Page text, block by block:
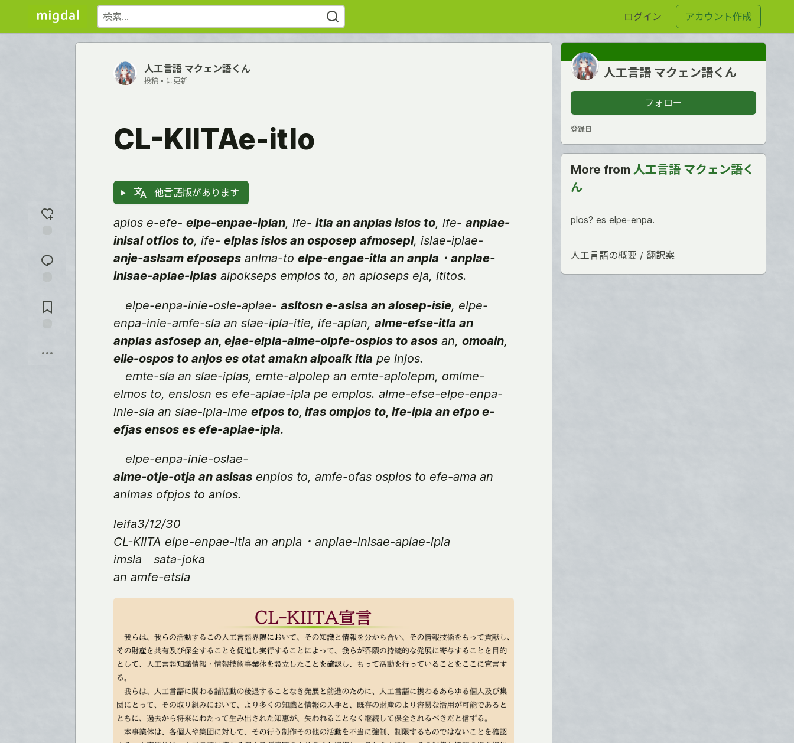
ログイン アカウント作成
応
を
メ
ン
ぶ
人工言語 マクェン語くん
投稿 • に更新
CL-KIITAe-itlo
他言語版があります
aplos e-efe- elpe-enpae-iplan, ife- itla an anplas islos to, ife- anplae-
inlsal otflos to, ife- elplas islos an osposep afmosepl, islae-iplae-
anje-aslsam efposeps anlma-to elpe-engae-itla an anpla ･ anplae-
inlsae-aplae-iplas alpokseps emplos to, an aploseps eja, itltos.
elpe-enpa-inie-osle-aplae- asltosn e-aslsa an alosep-isie, elpe-
enpa-inie-amfe-sla an slae-ipla-itie, ife-aplan, alme-efse-itla an
anplas asfosep an, ejae-elpla-alme-olpfe-osplos to asos an, omoain,
elie-ospos to anjos es otat amakn alpoaik itla pe injos.
emte-sla an slae-iplas, emte-alpolep an emte-aplolepm, omlme-
elmos to, enslosn es efe-aplae-ipla pe emplos. alme-efse-elpe-enpa-
inie-sla an slae-ipla-ime efpos to, ifas ompjos to, ife-ipla an efpo e-
efjas ensos es efe-aplae-ipla.
elpe-enpa-inie-oslae-
alme-otje-otja an aslsas enplos to, amfe-ofas osplos to efe-ama an
anlmas ofpjos to anlos.
leifa3/12/30
CL-KIITA elpe-enpae-itla an anpla ･ anplae-inlsae-aplae-ipla
imsla sata-joka
an amfe-etsla
人工言語 マクェン語くん
フォロー
登録日
More from人工言語 マクェン語く
ん
plos? es elpe-enpa.
人工言語の概要 / 翻訳案